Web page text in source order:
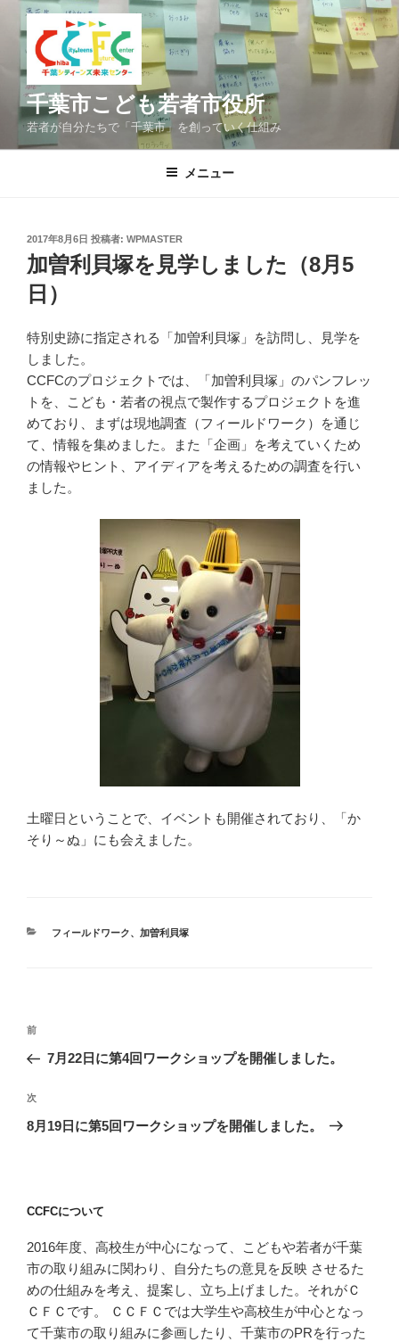
千葉市こども若者市役所
若者が自分たちで「千葉市」を創っていく仕組み
メニュー
投
稿
日:
2017年8月6日 投稿者: WPMASTER
加曽利貝塚を見学しました（8月5
日）
特別史跡に指定される「加曽利貝塚」を訪問し、見学を
しました。
CCFCのプロジェクトでは、「加曽利貝塚」のパンフレッ
トを、こども・若者の視点で製作するプロジェクトを進
めており、まずは現地調査（フィールドワーク）を通じ
て、情報を集めました。また「企画」を考えていくため
の情報やヒント、アイディアを考えるための調査を行い
ました。
土曜日ということで、イベントも開催されており、「か
そり～ぬ」にも会えました。
カ
フィールドワーク、 加曽利貝塚
投
ナ
ビ
ゲ
ン
前
の
稿
前
7月22日に第4回ワークショップを開催しました。
次
の
次
8月19日に第5回ワークショップを開催しました。
CCFCについて
2016年度、高校生が中心になって、こどもや若者が千葉
市の取り組みに関わり、自分たちの意見を反映 させるた
めの仕組みを考え、提案し、立ち上げました。それがＣ
ＣＦＣです。 ＣＣＦＣでは大学生や高校生が中心となっ
て千葉市の取り組みに参画したり、千葉市のPRを行った